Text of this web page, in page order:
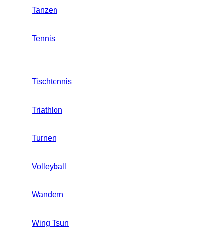
Tanzen
Tennis
Tischtennis
Triathlon
Turnen
Volleyball
Wandern
Wing Tsun